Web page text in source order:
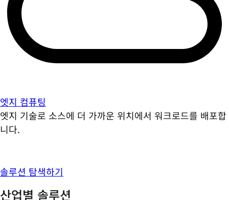
엣지 컴퓨팅
엣지 기술로 소스에 더 가까운 위치에서 워크로드를 배포합
니다.
솔루션 탐색하기
산업별 솔루션